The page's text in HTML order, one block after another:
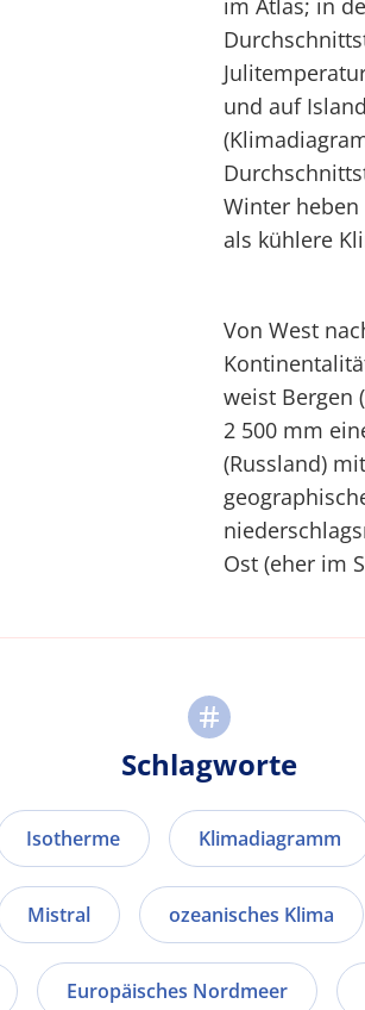
im Atlas; in
und auf
Winter
als kühlere
Von West
weist Bergen
2 500 mm
(Russland)
Ost (eher im
Schlagworte
Isotherme Klimadiagramm
Mistral ozeanisches Klima
Europäisches Nordmeer